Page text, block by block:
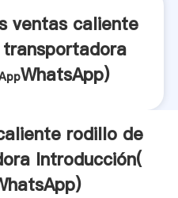
ventas caliente
WhatsApp)
rodillo de
Introducción(
)